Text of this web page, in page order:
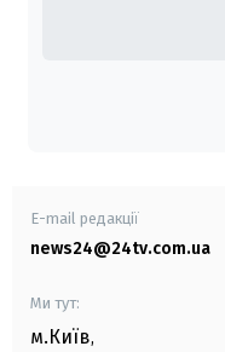
E-mail редакції
news24@24tv.com.ua
Ми тут:
м.Київ,